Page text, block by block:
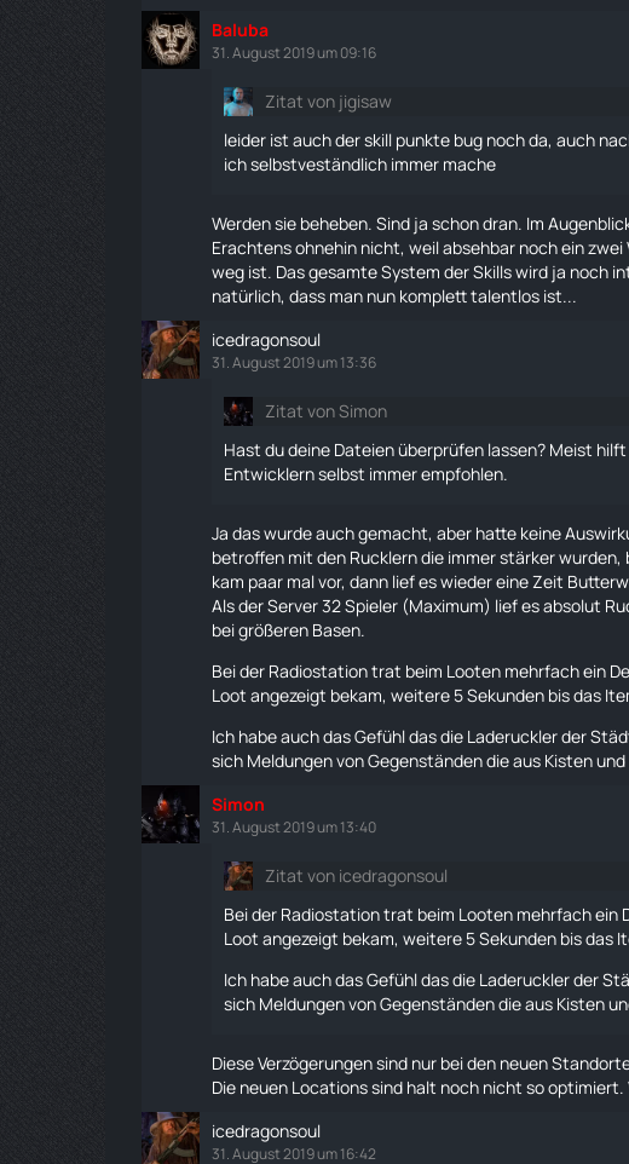
Baluba
31. August 2019 um 09:16
Zitat von jigisaw
leider ist auch der skill punkte bug noch da, auch
ich selbstveständlich immer mache
Werden sie beheben. Sind ja schon dran. Im
Erachtens ohnehin nicht, weil absehbar noch ein
weg ist. Das gesamte System der Skills wird ja noch
natürlich, dass man nun komplett talentlos ist...
icedragonsoul
31. August 2019 um 13:36
Zitat von Simon
Hast du deine Dateien überprüfen lassen? Meist
Entwicklern selbst immer empfohlen.
Ja das wurde auch gemacht, aber hatte keine
betroffen mit den Rucklern die immer stärker
kam paar mal vor, dann lief es wieder eine Zeit
Als der Server 32 Spieler (Maximum) lief es absolut
bei größeren Basen.
Bei der Radiostation trat beim Looten mehrfach ein
Loot angezeigt bekam, weitere 5 Sekunden bis das
Ich habe auch das Gefühl das die Laderuckler der
sich Meldungen von Gegenständen die aus Kisten
Simon
31. August 2019 um 13:40
Zitat von icedragonsoul
Bei der Radiostation trat beim Looten mehrfach ein
Loot angezeigt bekam, weitere 5 Sekunden bis das
Ich habe auch das Gefühl das die Laderuckler der
sich Meldungen von Gegenständen die aus Kisten
Diese Verzögerungen sind nur bei den neuen
Die neuen Locations sind halt noch nicht so
icedragonsoul
31. August 2019 um 16:42